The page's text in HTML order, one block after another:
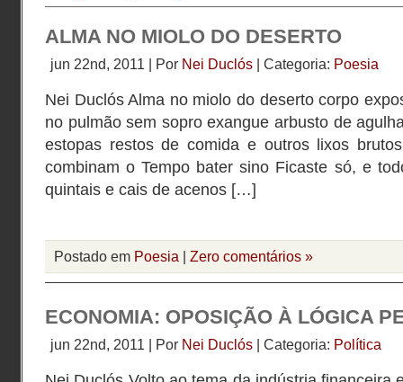
ALMA NO MIOLO DO DESERTO
jun 22nd, 2011 | Por Nei Duclós | Categoria: Poesia
Nei Duclós Alma no miolo do deserto corpo
no pulmão sem sopro exangue arbusto de
estopas restos de comida e outros lixos
combinam o Tempo bater sino Ficaste só, e
quintais e cais de acenos […]
Postado em Poesia | Zero comentários »
ECONOMIA: OPOSIÇÃO À LÓGICA
jun 22nd, 2011 | Por Nei Duclós | Categoria: Política